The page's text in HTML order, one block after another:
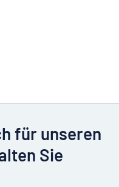
für unseren
Sie